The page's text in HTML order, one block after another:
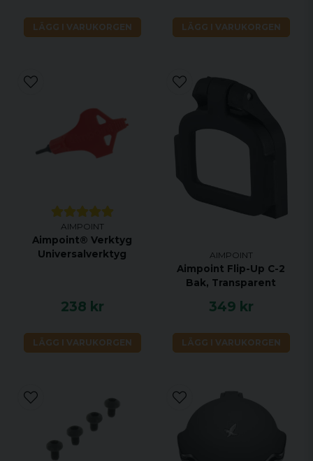
LÄGG I VARUKORGEN LÄGG I VARUKORGEN
AIMPOINT
Aimpoint® Verktyg
Universalverktyg
238 kr
LÄGG I VARUKORGEN
AIMPOINT
Aimpoint Flip-Up C-2
Bak, Transparent
349 kr
LÄGG I VARUKORGEN